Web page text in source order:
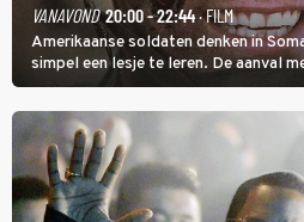
VANAVOND 20:00 - 22:44· FILM
Amerikaanse soldaten denken in
simpel een lesje te leren. De aanval
verloopt in Black Hawk down